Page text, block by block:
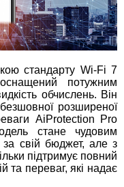
стандарту Wi-Fi 7
потужним
обчислень. Він
розширеної
AiProtection Pro
стане чудовим
за свій бюджет, але з
підтримує повний
та переваг, які надає